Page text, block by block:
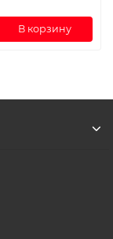
В корзину